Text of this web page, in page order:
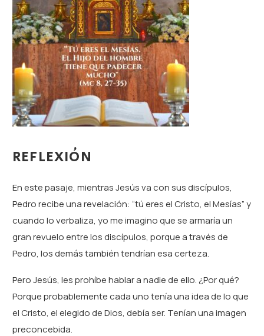
REFLEXIÓN
En este pasaje, mientras Jesús va con sus discípulos,
Pedro recibe una revelación: “tú eres el Cristo, el Mesías” y
cuando lo verbaliza, yo me imagino que se armaría un
gran revuelo entre los discípulos, porque a través de
Pedro, los demás también tendrían esa certeza.
Pero Jesús, les prohíbe hablar a nadie de ello. ¿Por qué?
Porque probablemente cada uno tenía una idea de lo que
el Cristo, el elegido de Dios, debía ser. Tenían una imagen
preconcebida.